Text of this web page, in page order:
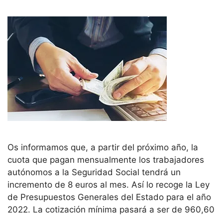
Os informamos que, a partir del próximo año, la
cuota que pagan mensualmente los trabajadores
autónomos a la Seguridad Social tendrá un
incremento de 8 euros al mes. Así lo recoge la Ley
de Presupuestos Generales del Estado para el año
2022. La cotización mínima pasará a ser de 960,60